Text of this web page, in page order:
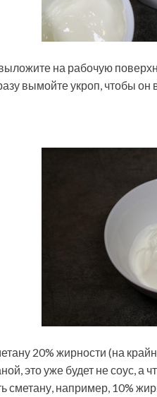
на рабочую
вымойте укроп, чтобы он
20% жирности (на
это уже будет не соус,
сметану, например, 10%